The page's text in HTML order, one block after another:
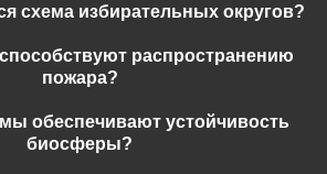
схема избирательных округов?
распространению
пожара?
обеспечивают устойчивость
биосферы?